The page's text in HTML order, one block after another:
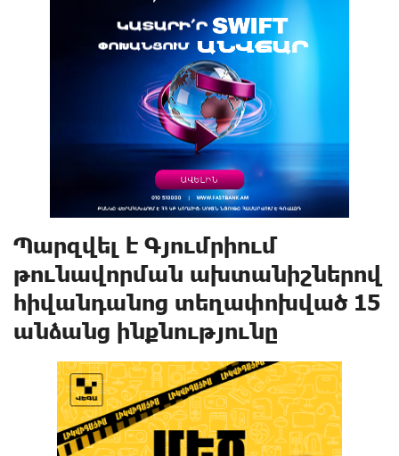
Պարզվել է Գյումրիում
թnւնավորման ախտանիշներով
հիվանդանոց տեղափոխված 15
անձանց ինքնությունը